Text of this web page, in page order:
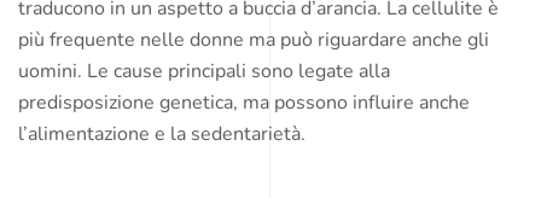
traducono in un aspetto a buccia d’arancia. La cellulite è
più frequente nelle donne ma può riguardare anche gli
uomini. Le cause principali sono legate alla
predisposizione genetica, ma possono influire anche
l’alimentazione e la sedentarietà.